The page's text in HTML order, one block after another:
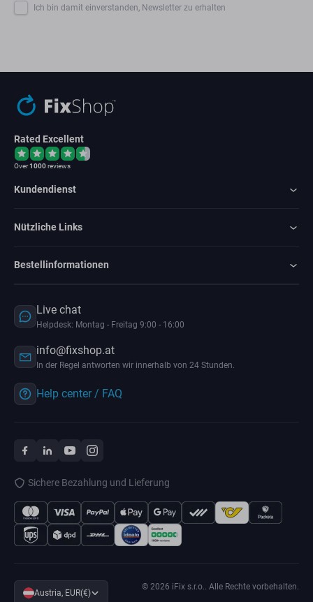
Ich bin damit einverstanden, Newsletter zu erhalten
Rated Excellent
Over1000reviews
Kundendienst
Nützliche Links
Bestellinformationen
Live chat
Helpdesk: Montag - Freitag 9:00 - 16:00
info@fixshop.at
In der Regel antworten wir innerhalb von 24 Stunden.
Help center / FAQ
Sichere Bezahlung und Lieferung
Austria, EUR(€)
© 2026 iFix s.r.o.. Alle Rechte vorbehalten.